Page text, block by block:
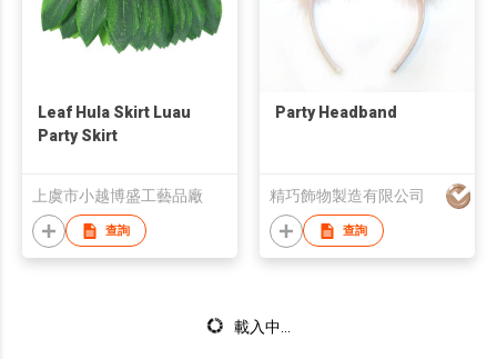
Leaf Hula Skirt Luau
Party Skirt
上虞市小越博盛工藝品廠
查詢
Party Headband
精巧飾物製造有限公司
查詢
載入中...